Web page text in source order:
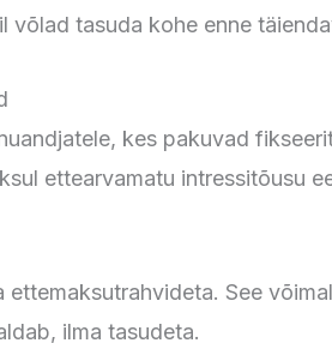
võlad tasuda kohe enne
kes pakuvad
ettearvamatu intressitõusu
ettemaksutrahvideta. See
ilma tasudeta.